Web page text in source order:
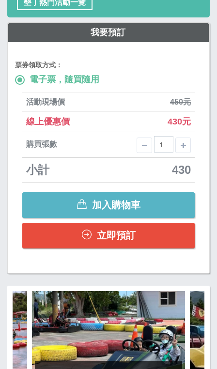
墾丁熱門活動一覽
我要預訂
票券領取方式：
電子票，隨買隨用
活動現場價 450元
線上優惠價 430元
購買張數
小計 430
加入購物車
立即預訂